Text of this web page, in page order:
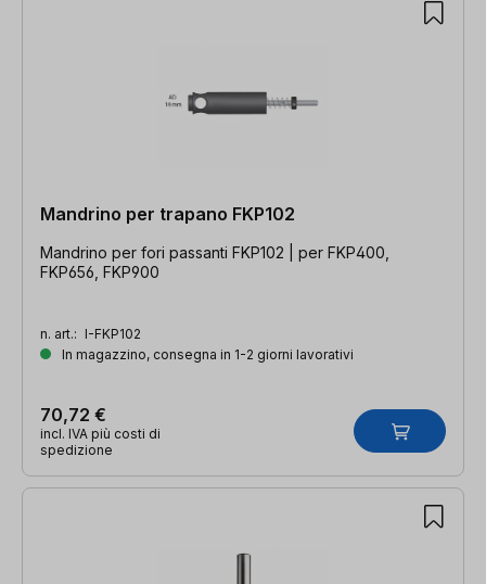
Mandrino per trapano FKP102
Mandrino per fori passanti FKP102 | per FKP400,
FKP656, FKP900
n. art.: I-FKP102
In magazzino, consegna in 1-2 giorni lavorativi
70,72 €
incl. IVA più costi di
spedizione